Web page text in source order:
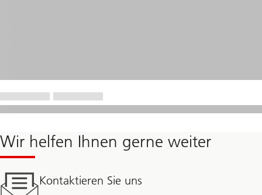
Wir helfen Ihnen gerne weiter
Kontaktieren Sie uns